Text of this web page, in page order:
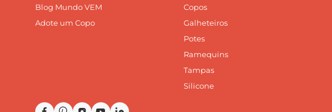
Blog Mundo VEM
Adote um Copo
Copos
Galheteiros
Potes
Ramequins
Tampas
Silicone